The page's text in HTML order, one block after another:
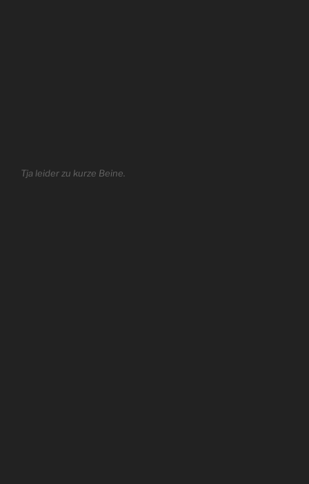
Tja leider zu kurze Beine.